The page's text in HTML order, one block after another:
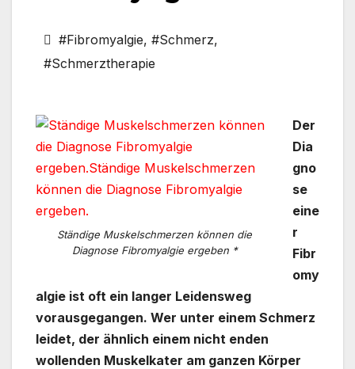
#Fibromyalgie, #Schmerz,
#Schmerztherapie
Ständige Muskelschmerzen können die
Diagnose Fibromyalgie ergeben *
Der
Dia
gno
se
eine
r
Fibr
omy
algie ist oft ein langer Leidensweg
vorausgegangen. Wer unter einem Schmerz
leidet, der ähnlich einem nicht enden
wollenden Muskelkater am ganzen Körper